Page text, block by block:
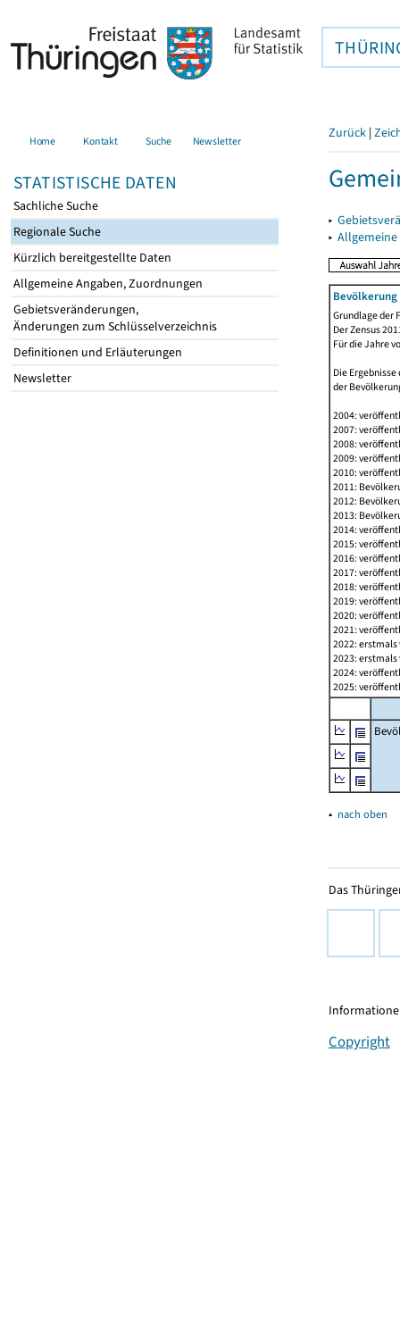
Home Kontakt Suche Newsletter
STATISTISCHE DATEN
Sachliche Suche
Regionale Suche
Kürzlich bereitgestellte Daten
Allgemeine Angaben, Zuordnungen
Gebietsveränderungen,
Änderungen zum Schlüsselverzeichnis
Definitionen und Erläuterungen
Newsletter
Zurück |
▸
▸
Grundlage der
Der Zensus
Für die Jahre
Die
der
2004:
2007:
2008:
2009:
2010:
2011:
2012:
2013:
2014:
2015:
2016:
2017:
2018:
2019:
2020:
2021:
2022:
2023:
2024:
2025:
▴ nach oben
Das
Copyright